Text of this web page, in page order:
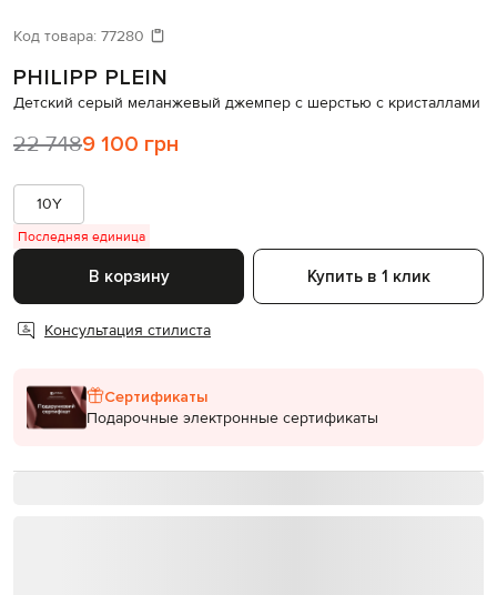
Код товара: 77280
PHILIPP PLEIN
Детский серый меланжевый джемпер с шерстью с кристаллами
22 7489 100 грн
10Y
Последняя единица
В корзину Купить в 1 клик
Консультация стилиста
Сертификаты
Подарочные электронные сертификаты